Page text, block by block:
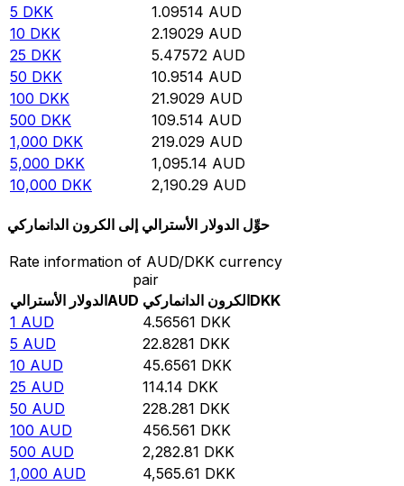
5 DKK 1.09514 AUD
10 DKK 2.19029 AUD
25 DKK 5.47572 AUD
50 DKK 10.9514 AUD
100 DKK 21.9029 AUD
500 DKK 109.514 AUD
1,000 DKK 219.029 AUD
5,000 DKK 1,095.14 AUD
10,000 DKK 2,190.29 AUD
حوِّل الدولار الأسترالي إلى الكرون الدانماركي
Rate information of AUD/DKK currency
pair
الدولار الأستراليAUD الكرون الدانماركيDKK
1 AUD 4.56561 DKK
5 AUD 22.8281 DKK
10 AUD 45.6561 DKK
25 AUD 114.14 DKK
50 AUD 228.281 DKK
100 AUD 456.561 DKK
500 AUD 2,282.81 DKK
1,000 AUD 4,565.61 DKK